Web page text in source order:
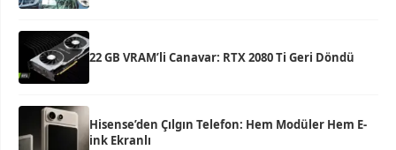
22 GB VRAM’li Canavar: RTX 2080 Ti Geri Döndü
Hisense’den Çılgın Telefon: Hem Modüler Hem E-
ink Ekranlı